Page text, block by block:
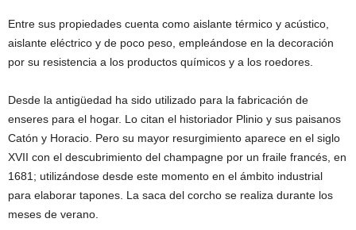
Entre sus propiedades cuenta como aislante térmico y acústico,
aislante eléctrico y de poco peso, empleándose en la decoración
por su resistencia a los productos químicos y a los roedores.
Desde la antigüedad ha sido utilizado para la fabricación de
enseres para el hogar. Lo citan el historiador Plinio y sus paisanos
Catón y Horacio. Pero su mayor resurgimiento aparece en el siglo
XVII con el descubrimiento del champagne por un fraile francés, en
1681; utilizándose desde este momento en el ámbito industrial
para elaborar tapones. La saca del corcho se realiza durante los
meses de verano.